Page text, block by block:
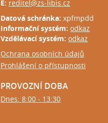
E: reditel@zs-libis.cz
Datová schránka:xpfmpdd
Informační systém:odkaz
Vzdělávací systém:odkaz
Ochrana osobních údajů
Prohlášení o přístupnosti
PROVOZNÍ DOBA
Dnes: 8:00 - 13:30